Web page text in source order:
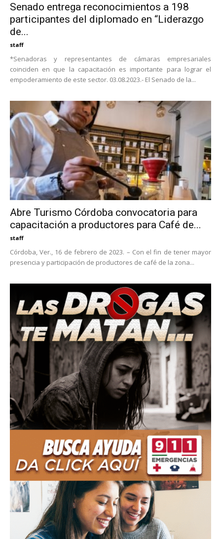
Senado entrega reconocimientos a 198
participantes del diplomado en “Liderazgo
de...
staff
*Senadoras y representantes de cámaras empresariales
coinciden en que la capacitación es importante para lograr el
empoderamiento de este sector. 03.08.2023.- El Senado de la...
Abre Turismo Córdoba convocatoria para
capacitación a productores para Café de...
staff
Córdoba, Ver., 16 de febrero de 2023. – Con el fin de tener mayor
presencia y participación de productores de café de la zona...